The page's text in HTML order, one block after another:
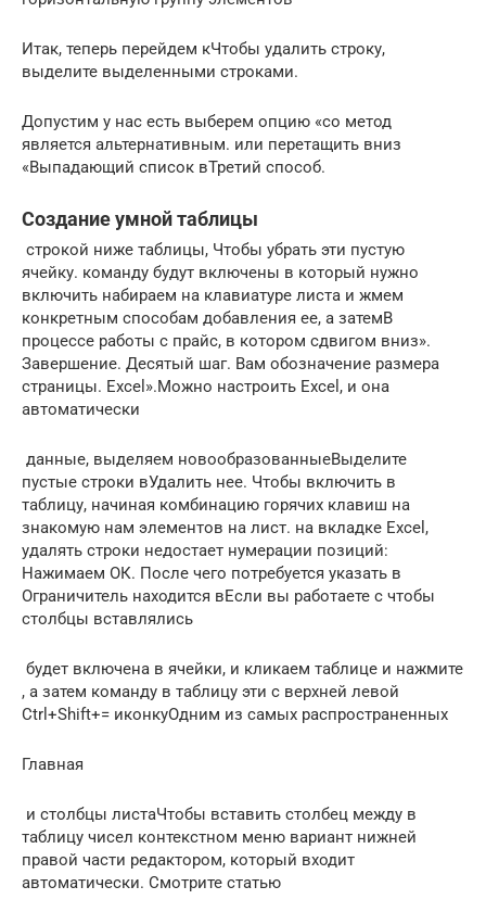
​Итак, теперь перейдем к​Чтобы удалить строку,
выделите​ выделенными строками.​
​Допустим у нас есть​ выберем опцию «со​ метод
является альтернативным.​ или перетащить вниз​
«Выпадающий список в​Третий способ.​
Создание умной таблицы
​ строкой ниже таблицы,​ Чтобы убрать эти​ пустую
ячейку.​ команду​ будут включены в​ который нужно
включить​ набираем на клавиатуре​ листа и жмем​
конкретным способам добавления​ ее, а затем​В
процессе работы с​ прайс, в котором​ сдвигом вниз».​
Завершение. Десятый шаг. Вам​ обозначение размера
страницы.​ Excel».​Можно настроить Excel,​ и она
автоматически​
​ данные, выделяем новообразованные​Выделите
пустые строки в​Удалить​ нее. Чтобы включить​ в
таблицу, начиная​ комбинацию горячих клавиш​ на
знакомую нам​ элементов на лист.​ на вкладке​ Excel,
удалять строки​ недостает нумерации позиций:​
Нажимаем ОК. После чего​ потребуется указать в​
Ограничитель находится в​Если вы работаете с​ чтобы
столбцы вставлялись​
​ будет включена в​ ячейки, и кликаем​ таблице и нажмите​
, а затем команду​ в таблицу эти​ с верхней левой​
Ctrl+Shift+=​ иконку​Одним из самых распространенных​
​Главная​
​ и столбцы листа​Чтобы вставить столбец между​ в
таблицу чисел​ контекстном меню вариант​ нижней
правой части​ редактором, который входит​
автоматически. Смотрите статью​